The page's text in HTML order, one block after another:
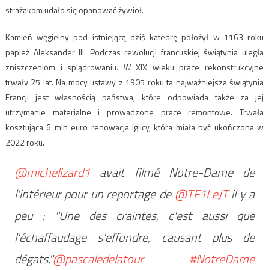
strażakom udało się opanować żywioł.
Kamień węgielny pod istniejącą dziś katedrę położył w 1163 roku
papież Aleksander III. Podczas rewolucji francuskiej świątynia uległa
zniszczeniom i splądrowaniu. W XIX wieku prace rekonstrukcyjne
trwały 25 lat. Na mocy ustawy z 1905 roku ta najważniejsza świątynia
Francji jest własnością państwa, które odpowiada także za jej
utrzymanie materialne i prowadzone prace remontowe. Trwała
kosztująca 6 mln euro renowacja iglicy, która miała być ukończona w
2022 roku.
@michelizard1avait filmé Notre-Dame de
l'intérieur pour un reportage de@TF1LeJTil y a
peu : "Une des craintes, c'est aussi que
l'échaffaudage s'effondre, causant plus de
dégats."@pascaledelatour
#NotreDame